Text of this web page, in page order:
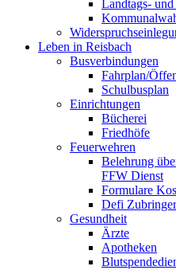
Landtags-
Leben in Reisbach
Busverbindungen
Fahrplan/
Schulbusplan
Einrichtungen
Bücherei
Friedhöfe
Feuerwehren
Belehrung
FFW Dienst
Formulare
Defi Zubringer
Gesundheit
Ärzte
Apotheken